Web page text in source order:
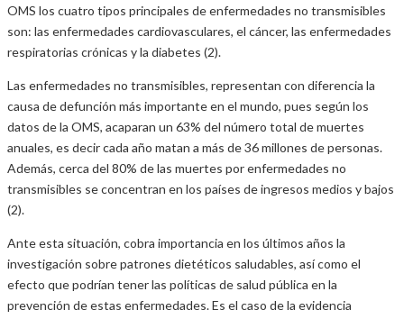
OMS los cuatro tipos principales de enfermedades no transmisibles
son: las enfermedades cardiovasculares, el cáncer, las enfermedades
respiratorias crónicas y la diabetes (2).
Las enfermedades no transmisibles, representan con diferencia la
causa de defunción más importante en el mundo, pues según los
datos de la OMS, acaparan un 63% del número total de muertes
anuales, es decir cada año matan a más de 36 millones de personas.
Además, cerca del 80% de las muertes por enfermedades no
transmisibles se concentran en los países de ingresos medios y bajos
(2).
Ante esta situación, cobra importancia en los últimos años la
investigación sobre patrones dietéticos saludables, así como el
efecto que podrían tener las políticas de salud pública en la
prevención de estas enfermedades. Es el caso de la evidencia